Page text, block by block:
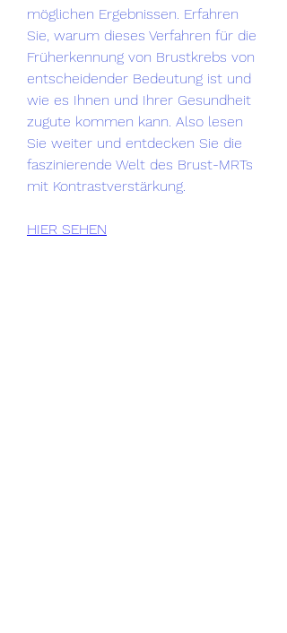
möglichen Ergebnissen. Erfahren
Sie, warum dieses Verfahren für die
Früherkennung von Brustkrebs von
entscheidender Bedeutung ist und
wie es Ihnen und Ihrer Gesundheit
zugute kommen kann. Also lesen
Sie weiter und entdecken Sie die
faszinierende Welt des Brust-MRTs
mit Kontrastverstärkung.
HIER SEHEN